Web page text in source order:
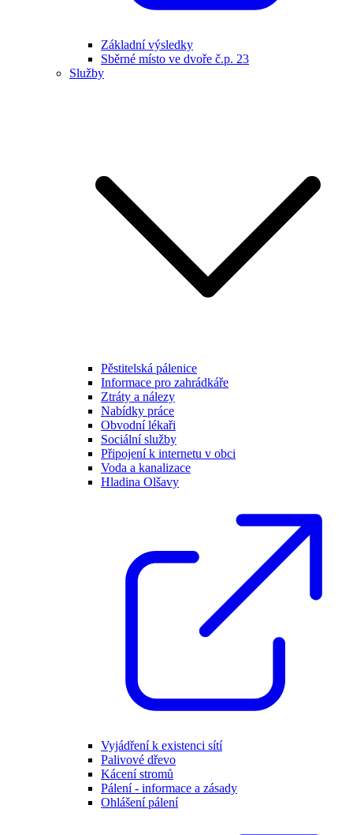
Základní výsledky
Sběrné místo ve dvoře č.p. 23
Služby
Pěstitelská pálenice
Informace pro zahrádkáře
Ztráty a nálezy
Nabídky práce
Obvodní lékaři
Sociální služby
Připojení k internetu v obci
Voda a kanalizace
Hladina Olšavy
Vyjádření k existenci sítí
Palivové dřevo
Kácení stromů
Pálení - informace a zásady
Ohlášení pálení